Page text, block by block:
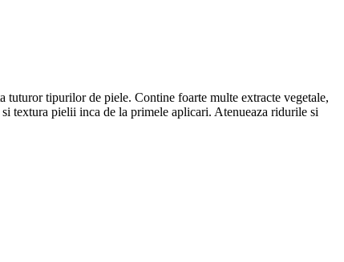
tuturor tipurilor de piele. Contine foarte multe extracte vegetale,
textura pielii inca de la primele aplicari. Atenueaza ridurile si